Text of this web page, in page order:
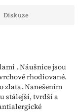
Diskuze
. Náušnice jsou
rhodiované.
zlata. Nanešením
stálejší, tvrdší a